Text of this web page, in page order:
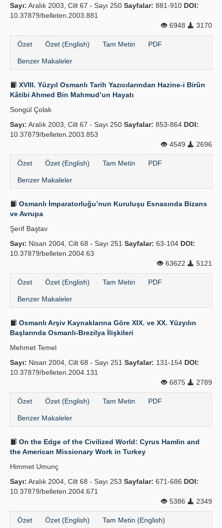
Sayı: Aralık 2003, Cilt 67 - Sayı 250 Sayfalar: 881-910 DOI:
10.37879/belleten.2003.881
6948
3170
Özet Özet (English) Tam Metin PDF
Benzer Makaleler
XVIII. Yüzyıl Osmanlı Tarih Yazıcılarından Hazine-i Birûn
Kâtibi Ahmed Bin Mahmud’un Hayatı
Songül Çolak
Sayı: Aralık 2003, Cilt 67 - Sayı 250 Sayfalar: 853-864 DOI:
10.37879/belleten.2003.853
4549
2696
Özet Özet (English) Tam Metin PDF
Benzer Makaleler
Osmanlı İmparatorluğu’nun Kuruluşu Esnasında Bizans
ve Avrupa
Şerif Baştav
Sayı: Nisan 2004, Cilt 68 - Sayı 251 Sayfalar: 63-104 DOI:
10.37879/belleten.2004.63
63622
5121
Özet Özet (English) Tam Metin PDF
Benzer Makaleler
Osmanlı Arşiv Kaynaklarına Göre XIX. ve XX. Yüzyılın
Başlarında Osmanlı-Brezilya İlişkileri
Mehmet Temel
Sayı: Nisan 2004, Cilt 68 - Sayı 251 Sayfalar: 131-154 DOI:
10.37879/belleten.2004.131
6875
2789
Özet Özet (English) Tam Metin PDF
Benzer Makaleler
On the Edge of the Civilized World: Cyrus Hamlin and
the American Missionary Work in Turkey
Himmet Umunç
Sayı: Aralık 2004, Cilt 68 - Sayı 253 Sayfalar: 671-686 DOI:
10.37879/belleten.2004.671
5386
2349
Özet Özet (English) Tam Metin (English)